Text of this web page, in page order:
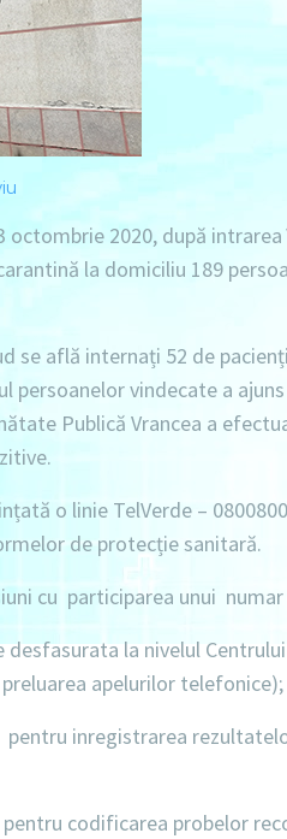
octombrie 2020, după
la domiciliu 189
se află internați 52 de
persoanelor vindecate a
Publică Vrancea a
o linie TelVerde –
de protecție sanitară.
cu participarea unui
la nivelul
apelurilor telefonice);
pentru inregistrarea
codificarea probelor